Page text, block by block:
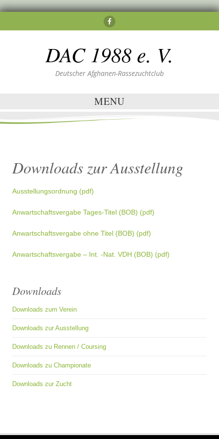
DAC 1988 e. V.
Deutscher Afghanen-Rassezuchtclub
MENU
Downloads zur Ausstellung
Ausstellungsordnung (pdf)
Anwartschaftsvergabe Tages-Titel (BOB) (pdf)
Anwartschaftsvergabe ohne Titel (BOB) (pdf)
Anwartschaftsvergabe – Int. -Nat. VDH (BOB) (pdf)
Downloads
Downloads zum Verein
Downloads zur Ausstellung
Downloads zu Rennen / Coursing
Downloads zu Championate
Downloads zur Zucht